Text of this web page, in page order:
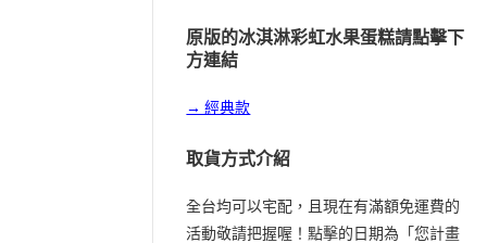
原版的冰淇淋彩虹水果蛋糕請點擊下
方連結
→ 經典款
取貨方式介紹
全台均可以宅配，且現在有滿額免運費的
活動敬請把握喔！點擊的日期為「您計畫